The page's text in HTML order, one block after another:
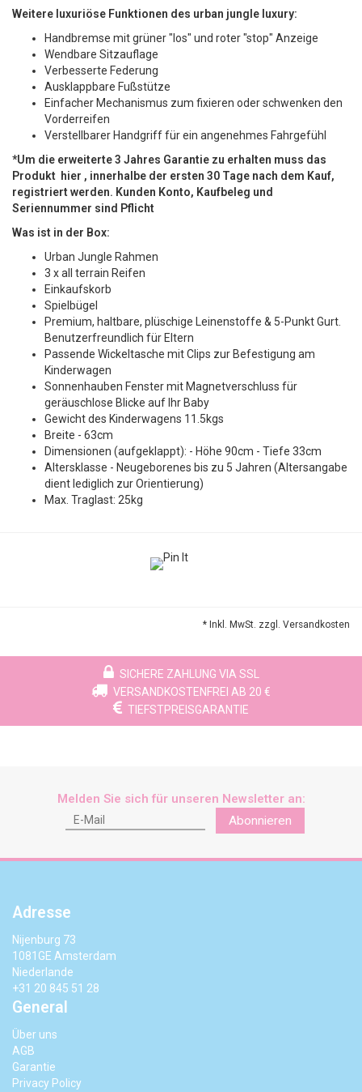
Weitere luxuriöse Funktionen des urban jungle luxury:
Handbremse mit grüner "los" und roter "stop" Anzeige
Wendbare Sitzauflage
Verbesserte Federung
Ausklappbare Fußstütze
Einfacher Mechanismus zum fixieren oder schwenken den
Vorderreifen
Verstellbarer Handgriff für ein angenehmes Fahrgefühl
*Um die erweiterte 3 Jahres Garantie zu erhalten muss das
Produkt hier , innerhalbe der ersten 30 Tage nach dem Kauf,
registriert werden. Kunden Konto, Kaufbeleg und
Seriennummer sind Pflicht
Was ist in der Box:
Urban Jungle Rahmen
3 x all terrain Reifen
Einkaufskorb
Spielbügel
Premium, haltbare, plüschige Leinenstoffe & 5-Punkt Gurt.
Benutzerfreundlich für Eltern
Passende Wickeltasche mit Clips zur Befestigung am
Kinderwagen
Sonnenhauben Fenster mit Magnetverschluss für
geräuschlose Blicke auf Ihr Baby
Gewicht des Kinderwagens 11.5kgs
Breite - 63cm
Dimensionen (aufgeklappt): - Höhe 90cm - Tiefe 33cm
Altersklasse - Neugeborenes bis zu 5 Jahren (Altersangabe
dient lediglich zur Orientierung)
Max. Traglast: 25kg
* Inkl. MwSt. zzgl. Versandkosten
SICHERE ZAHLUNG VIA SSL
VERSANDKOSTENFREI AB 20 €
TIEFSTPREISGARANTIE
Melden Sie sich für unseren Newsletter an:
Abonnieren
Adresse
Nijenburg 73
1081GE Amsterdam
Niederlande
+31 20 845 51 28
General
Über uns
AGB
Garantie
Privacy Policy